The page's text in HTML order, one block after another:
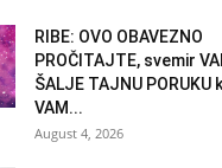
RIBE: OVO OBAVEZNO
PROČITAJTE, svemir
ŠALJE TAJNU PORUKU
VAM...
August 4, 2026